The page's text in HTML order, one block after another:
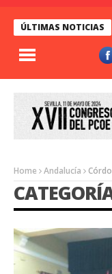
ÚLTIMAS NOTICIAS
La sorpresa
Home Andalucía